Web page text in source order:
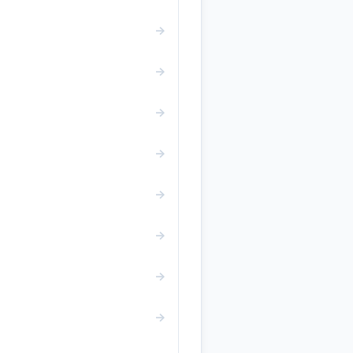
→
→
→
→
→
→
→
→